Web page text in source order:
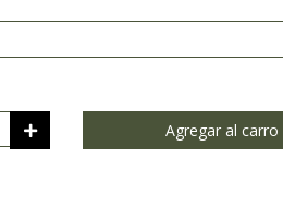
Agregar al carro